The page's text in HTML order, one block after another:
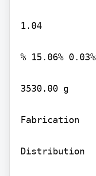
1.04
% 15.06% 0.03%
3530.00 g
Fabrication
Distribution